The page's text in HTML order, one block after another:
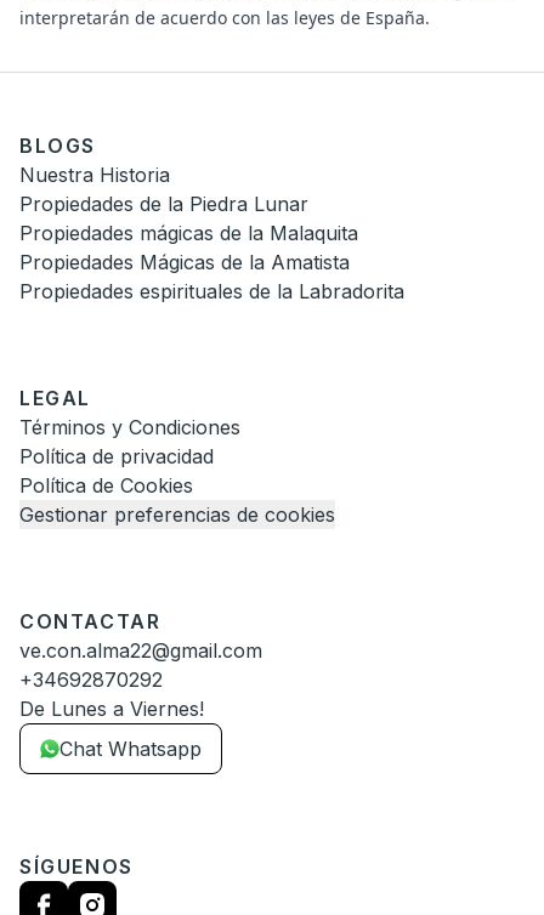
interpretarán de acuerdo con las leyes de España.
BLOGS
Nuestra Historia
Propiedades de la Piedra Lunar
Propiedades mágicas de la Malaquita
Propiedades Mágicas de la Amatista
Propiedades espirituales de la Labradorita
LEGAL
Términos y Condiciones
Política de privacidad
Política de Cookies
Gestionar preferencias de cookies
CONTACTAR
ve.con.alma22@gmail.com
+34692870292
De Lunes a Viernes!
Chat Whatsapp
SÍGUENOS